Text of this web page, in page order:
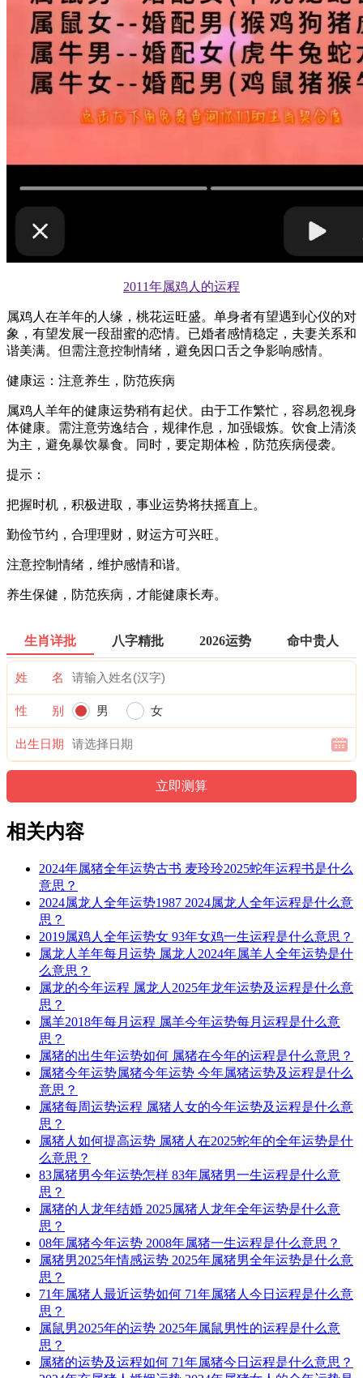
2011年属鸡人的运程
属鸡人在羊年的人缘，桃花运旺盛。单身者有望遇到心仪的对
象，有望发展一段甜蜜的恋情。已婚者感情稳定，夫妻关系和
谐美满。但需注意控制情绪，避免因口舌之争影响感情。
健康运：注意养生，防范疾病
属鸡人羊年的健康运势稍有起伏。由于工作繁忙，容易忽视身
体健康。需注意劳逸结合，规律作息，加强锻炼。饮食上清淡
为主，避免暴饮暴食。同时，要定期体检，防范疾病侵袭。
提示：
把握时机，积极进取，事业运势将扶摇直上。
勤俭节约，合理理财，财运方可兴旺。
注意控制情绪，维护感情和谐。
养生保健，防范疾病，才能健康长寿。
生肖详批 八字精批 2026运势 命中贵人
姓 名
性 别 男 女
出生日期
相关内容
2024年属猪全年运势古书 麦玲玲2025蛇年运程书是什么
意思？
2024属龙人全年运势1987 2024属龙人全年运程是什么意
思？
2019属鸡人全年运势女 93年女鸡一生运程是什么意思？
属龙人羊年每月运势 属龙人2024年属羊人全年运势是什
么意思？
属龙的今年运程 属龙人2025年龙年运势及运程是什么意
思？
属羊2018年每月运程 属羊今年运势每月运程是什么意
思？
属猪的出生年运势如何 属猪在今年的运程是什么意思？
属猪今年运势属猪今年运势 今年属猪运势及运程是什么
意思？
属猪每周运势运程 属猪人女的今年运势及运程是什么意
思？
属猪人如何提高运势 属猪人在2025蛇年的全年运势是什
么意思？
83属猪男今年运势怎样 83年属猪男一生运程是什么意
思？
属猪的人龙年结婚 2025属猪人龙年全年运势是什么意
思？
08年属猪今年运势 2008年属猪一生运程是什么意思？
属猪男2025年情感运势 2025年属猪男全年运势是什么意
思？
71年属猪人最近运势如何 71年属猪人今日运程是什么意
思？
属鼠男2025年的运势 2025年属鼠男性的运程是什么意
思？
属猪的运势及运程如何 71年属猪今日运程是什么意思？